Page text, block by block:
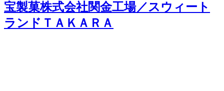
宝製菓株式会社関金工場／スウィート
ランドＴＡＫＡＲＡ